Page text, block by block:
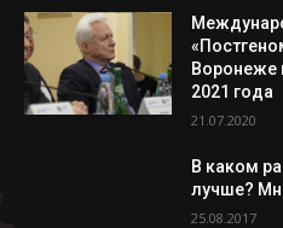
Воронеже
2021 года
21.07.2020
В каком
лучше?
25.08.2017